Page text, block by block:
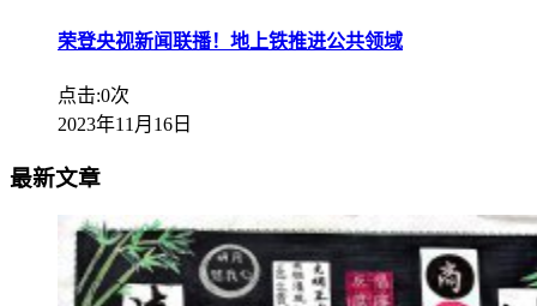
荣登央视新闻联播！地上铁推进公共领域
点击:0次
2023年11月16日
最新文章